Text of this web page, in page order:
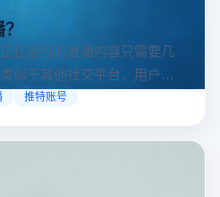
在进行的直播内容只需要几
似于其他社交平台，用户可
、浏览话题标签或查看实时
，无论是关注新闻事件、休
推特账号